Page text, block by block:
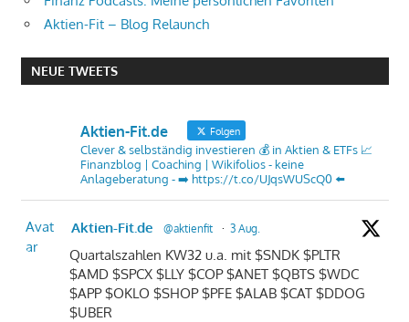
Aktien-Fit – Blog Relaunch
NEUE TWEETS
Aktien-Fit.de Folgen
Clever & selbständig investieren 💰 in Aktien & ETFs 📈
Finanzblog | Coaching | Wikifolios - keine
Anlageberatung - ➡️ https://t.co/UJqsWUScQ0 ⬅️
Avat
ar
Aktien-Fit.de @aktienfit · 3 Aug.
Quartalszahlen KW32 u.a. mit $SNDK $PLTR
$AMD $SPCX $LLY $COP $ANET $QBTS $WDC
$APP $OKLO $SHOP $PFE $ALAB $CAT $DDOG
$UBER